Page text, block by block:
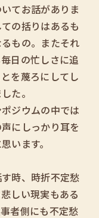
てお話がありま
の括りはあるも
もの。またそれ
日の忙しさに追
を蔑ろにしてし
た。
ジウムの中では
にしっかり耳を
います。
時、時折不定愁
しい現実もある
者側にも不定愁